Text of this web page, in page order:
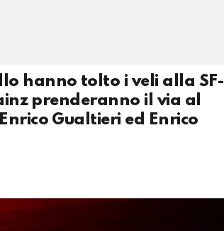
hanno tolto i veli alla SF-
prenderanno il via al
Gualtieri ed Enrico